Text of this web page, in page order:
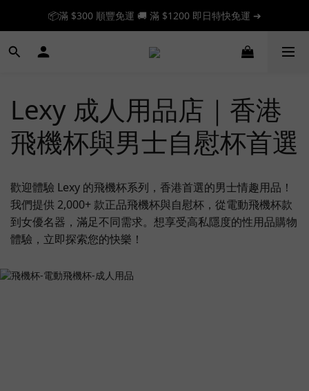
📦滿 $300 順豐免運 🚚 滿 $1200 即日特快免運 ➔
📦滿 $300 順豐免運 🚚 滿 $1200 即日特快免運 ➔
🎉 新人首單享 88 折，快來領券加入！➔
Lexy 成人用品店｜香港
飛機杯與男士自慰杯首選
歡迎體驗 Lexy 的飛機杯系列，香港首選的男士情趣用品！
我們提供 2,000+ 款正品飛機杯與自慰杯，從電動飛機杯款
到女優名器，滿足不同需求。想享受高私隱度的性用品購物
體驗，立即探索您的快樂！